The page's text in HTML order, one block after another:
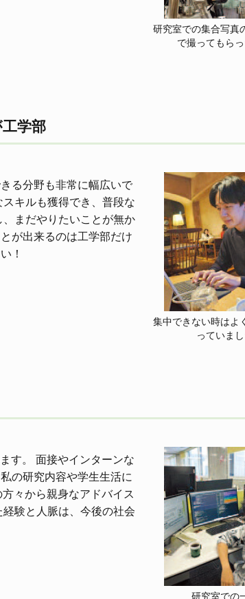
研究室での集合写真
で撮ってもら
学部
る分野も非常に幅広いで
キルも獲得でき、普段な
まだやりたいことが無か
が出来るのは工学部だけ
！
集中できない時はよ
っていま
す。 面接やインターンな
の研究内容や学生生活に
々から親身なアドバイス
験と人脈は、今後の社会
研究室での